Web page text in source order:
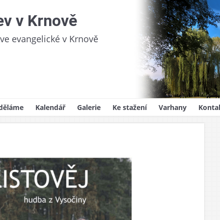
v Krnově
evangelické v Krnově
setkání
víry
svatby, pohřby
pro děti
Kalendář Galerie
Ke stažení
Sborový zpravodaj
Varhany